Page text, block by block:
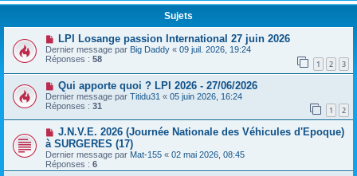
Sujets
LPI Losange passion International 27 juin 2026
Dernier message par Big Daddy « 09 juil. 2026, 19:24
Réponses : 58 1 2 3
Qui apporte quoi ? LPI 2026 - 27/06/2026
Dernier message par Titidu31 « 05 juin 2026, 16:24
Réponses : 31 1 2
J.N.V.E. 2026 (Journée Nationale des Véhicules d'Epoque)
à SURGERES (17)
Dernier message par Mat-155 « 02 mai 2026, 08:45
Réponses : 6